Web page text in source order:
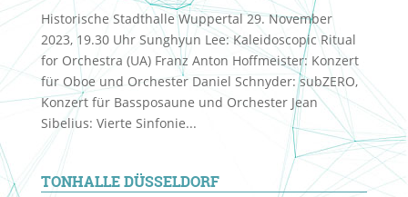
Historische Stadthalle Wuppertal 29. November
2023, 19.30 Uhr Sunghyun Lee: Kaleidoscopic Ritual
for Orchestra (UA) Franz Anton Hoffmeister: Konzert
für Oboe und Orchester Daniel Schnyder: subZERO,
Konzert für Bassposaune und Orchester Jean
Sibelius: Vierte Sinfonie...
TONHALLE DÜSSELDORF